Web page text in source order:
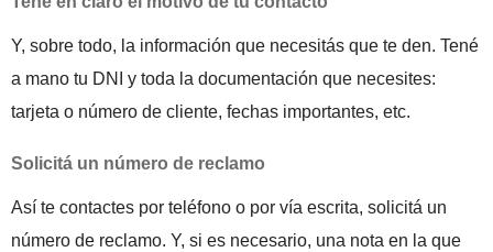
Y, sobre todo, la información que necesitás que te den. Tené
a mano tu DNI y toda la documentación que necesites:
tarjeta o número de cliente, fechas importantes, etc.
Solicitá un número de reclamo
Así te contactes por teléfono o por vía escrita, solicitá un
número de reclamo. Y, si es necesario, una nota en la que